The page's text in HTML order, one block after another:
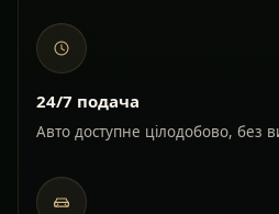
24/7 подача
Авто доступне цілодобово, без